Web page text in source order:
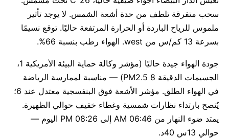
سحب متفرقة تلطف من حدة أشعة الشمس. لا يوجد تأثير
ملموس للرياح الباردة أو الحرارة المرتفعة حاليًا. توقع نسيمًا
بسرعة 13 كم/س من west. الهواء رطب بنسبة 66%.
جودة الهواء جيدة حاليًا (مؤشر وكالة حماية البيئة الأمريكية 1،
الجسيمات الدقيقة PM2.5 8) — مناسبة لممارسة الرياضة
في الهواء الطلق. مؤشر الأشعة فوق البنفسجية معتدل عند 6؛
يُنصح بارتداء نظارات شمسية وغطاء خفيف حوالي الظهيرة.
يمتد ضوء النهار من 06:46 AM إلى 08:26 PM اليوم —
حوالي 13س 40د.